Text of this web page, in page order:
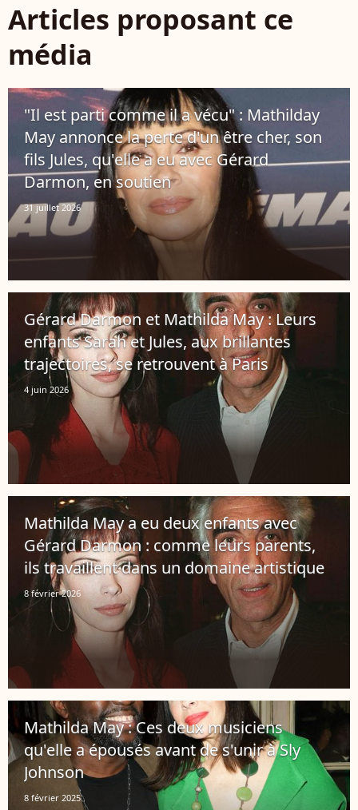
Articles proposant ce
média
"Il est parti comme il a vécu" : Mathilday
May annonce la perte d'un être cher, son
fils Jules, qu'elle a eu avec Gérard
Darmon, en soutien
31 juillet 2026
Gérard Darmon et Mathilda May : Leurs
enfants Sarah et Jules, aux brillantes
trajectoires, se retrouvent à Paris
4 juin 2026
Mathilda May a eu deux enfants avec
Gérard Darmon : comme leurs parents,
ils travaillent dans un domaine artistique
8 février 2026
Mathilda May : Ces deux musiciens
qu'elle a épousés avant de s'unir à Sly
Johnson
8 février 2025